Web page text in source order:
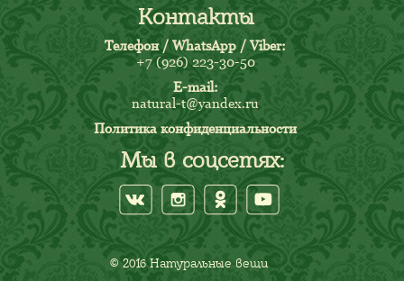
Контакты
Телефон / WhatsApp / Viber:
+7 (926) 223-30-50
E-mail:
natural-t@yandex.ru
Политика конфиденциальности
Мы в соцсетях:
© 2016 Натуральные вещи